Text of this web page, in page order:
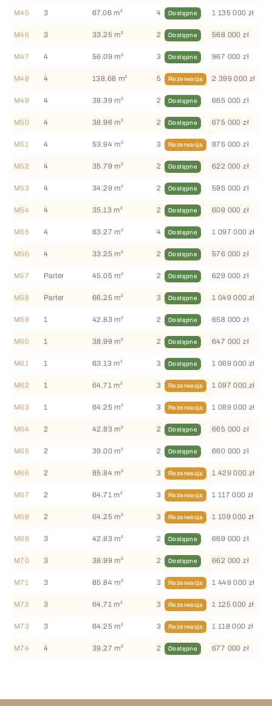
M45 3 67.06 m² 4 Dostępne 1 135 000 zł
M46 3 33.25 m² 2 Dostępne 568 000 zł
M47 4 56.09 m² 3 Dostępne 967 000 zł
M48 4 138.68 m² 5 Rezerwacja 2 399 000 zł
M49 4 38.39 m² 2 Dostępne 665 000 zł
M50 4 38.96 m² 2 Dostępne 675 000 zł
M51 4 53.94 m² 3 Rezerwacja 875 000 zł
M52 4 35.79 m² 2 Dostępne 622 000 zł
M53 4 34.29 m² 2 Dostępne 595 000 zł
M54 4 35.13 m² 2 Dostępne 609 000 zł
M55 4 63.27 m² 4 Dostępne 1 097 000 zł
M56 4 33.25 m² 2 Dostępne 576 000 zł
M57 Parter 45.05 m² 2 Dostępne 629 000 zł
M58 Parter 66.25 m² 3 Dostępne 1 049 000 zł
M59 1 42.83 m² 2 Dostępne 658 000 zł
M60 1 38.99 m² 2 Dostępne 647 000 zł
M61 1 63.13 m² 3 Dostępne 1 069 000 zł
M62 1 64.71 m² 3 Rezerwacja 1 097 000 zł
M63 1 64.25 m² 3 Rezerwacja 1 089 000 zł
M64 2 42.83 m² 2 Dostępne 665 000 zł
M65 2 39.00 m² 2 Dostępne 660 000 zł
M66 2 85.84 m² 3 Rezerwacja 1 429 000 zł
M67 2 64.71 m² 3 Rezerwacja 1 117 000 zł
M68 2 64.25 m² 3 Rezerwacja 1 109 000 zł
M69 3 42.83 m² 2 Dostępne 669 000 zł
M70 3 38.99 m² 2 Dostępne 662 000 zł
M71 3 85.84 m² 3 Rezerwacja 1 449 000 zł
M72 3 64.71 m² 3 Rezerwacja 1 125 000 zł
M73 3 64.25 m² 3 Rezerwacja 1 118 000 zł
M74 4 39.27 m² 2 Dostępne 677 000 zł